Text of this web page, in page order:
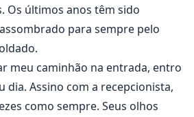
Os últimos anos têm sido
para sempre pelo
meu caminhão na entrada, entro
dia. Assino com a recepcionista,
como sempre. Seus olhos